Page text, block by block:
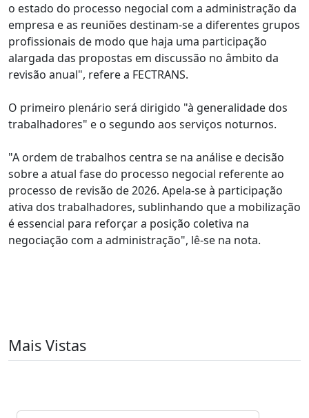
o estado do processo negocial com a administração da
empresa e as reuniões destinam-se a diferentes grupos
profissionais de modo que haja uma participação
alargada das propostas em discussão no âmbito da
revisão anual", refere a FECTRANS.
O primeiro plenário será dirigido "à generalidade dos
trabalhadores" e o segundo aos serviços noturnos.
"A ordem de trabalhos centra se na análise e decisão
sobre a atual fase do processo negocial referente ao
processo de revisão de 2026. Apela-se à participação
ativa dos trabalhadores, sublinhando que a mobilização
é essencial para reforçar a posição coletiva na
negociação com a administração", lê-se na nota.
Mais Vistas